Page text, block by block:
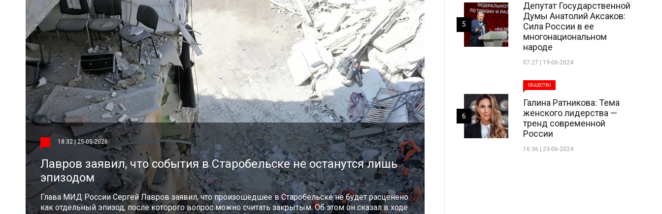
18:32 | 25-05-2026
Лавров заявил, что события в Старобельске не останутся лишь
эпизодом
Глава МИД России Сергей Лавров заявил, что произошедшее в Старобельске не будет расценено
как отдельный эпизод, после которого вопрос можно считать закрытым. Об этом он сказал в ходе
Депутат Государственной
Думы Анатолий Аксаков:
Сила России в ее
многонациональном
народе
07:27 | 19-06-2024
5
ОБЩЕСТВО
Галина Ратникова: Тема
женского лидерства —
тренд современной
России
16:36 | 23-06-2024
6